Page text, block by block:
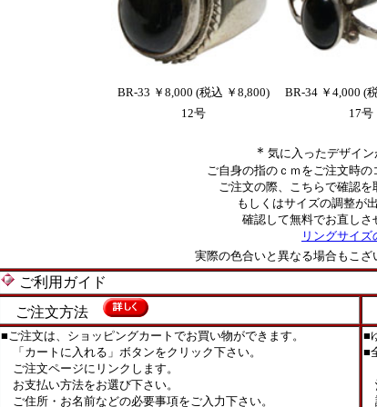
BR-33 ￥8,000 (税込 ￥8,800) BR-34 ￥4,000 (
12号
17号
＊ 気に入ったデザイン
ご自身の指のｃｍをご注文時の
ご注文の際、こちらで確認を
もしくはサイズの調整が
確認して無料でお直しさ
リングサイズ
実際の色合いと異なる場合もこざ
ご利用ガイド
ご注文方法
■ご注文は、ショッピングカートでお買い物ができます。
「カートに入れる」ボタンをクリック下さい。
ご注文ページにリンクします。
お支払い方法をお選び下さい。
ご住所・お名前などの必要事項をご入力下さい。
■
■